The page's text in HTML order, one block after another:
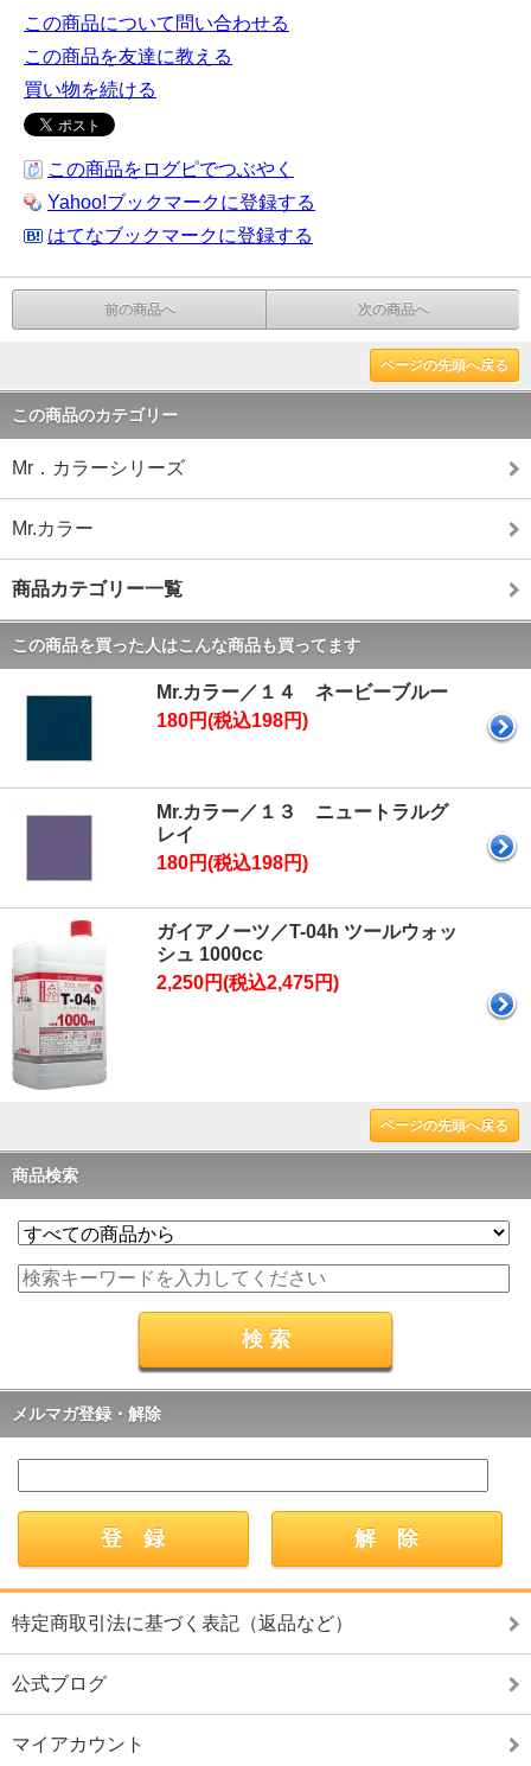
この商品について問い合わせる
この商品を友達に教える
買い物を続ける
この商品をログピでつぶやく
Yahoo!ブックマークに登録する
はてなブックマークに登録する
前の商品へ 次の商品へ
ページの先頭へ戻る
この商品のカテゴリー
Mr．カラーシリーズ
Mr.カラー
商品カテゴリー一覧
この商品を買った人はこんな商品も買ってます
Mr.カラー／１４ ネービーブルー
180円(税込198円)
Mr.カラー／１３ ニュートラルグ
レイ
180円(税込198円)
ガイアノーツ／T-04h ツールウォッ
シュ 1000cc
2,250円(税込2,475円)
ページの先頭へ戻る
商品検索
メルマガ登録・解除
特定商取引法に基づく表記（返品など）
公式ブログ
マイアカウント